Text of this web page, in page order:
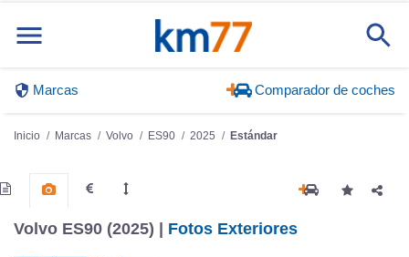
Marcas Comparador de coches
Inicio Marcas Volvo ES90 2025 Estándar
Volvo ES90 (2025) | Fotos Exteriores